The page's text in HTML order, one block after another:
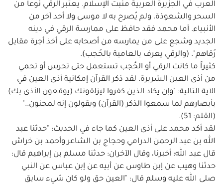
العرب في الجزيرة العربية منبت الإسلام. يعتبر الرقي نوعا من
السحر والشعوذة، ولم يُصرح به لا موسى ولا أحد آخر من
الأنبياء. أما محمد فقد حافظ على ممارسة الرقي في دينه
الجديد وشجع على من يمارسه من أصحابه على أخذ أجرة مقابل
رُقاهم". (والرقي يعرف بالعامية بالحُجب).
كثيراً ما كانت الرقي أو الحُجب تستعمل حتى تحرس أو تحمي
من أذى العين الشريرة. لقد ذكر القرآن إمكانية أذى العين في
الآية التالية: "وإن يكاد الذين كفروا ليزلقونك (يوقعون الأذى بك)
بأبصارهم لما سمعوا الذكر (القرآن) ويقولون إنه لمجنون.."
(القلم: 51).
لقد أكد محمد على أذى العين كما جاء في الحديث: "حدثنا عبد
الله بن عبد الرحمن الدرامي وحجاج بن الشاعر وأحمد بن خراش
قال عبد الله: أخبرنا، وقال الآخران: حدثنا مسلم بن إبراهيم قال:
حدثنا وهيب عن إبن طاوس عن أبيه عن إبن عباس عن النبي
صلى الله عليه وسلم قال: "العين حق ولو كان شيء سابق